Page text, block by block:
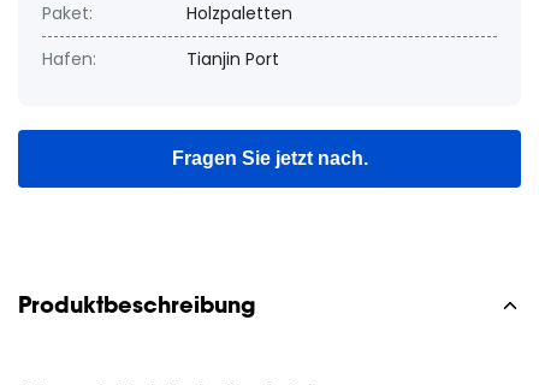
Paket:
Holzpaletten
Hafen:
Tianjin Port
Fragen Sie jetzt nach.
Produktbeschreibung